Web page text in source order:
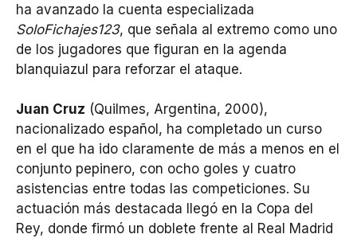
ha avanzado la cuenta especializada
SoloFichajes123, que señala al extremo como uno
de los jugadores que figuran en la agenda
blanquiazul para reforzar el ataque.
Juan Cruz (Quilmes, Argentina, 2000),
nacionalizado español, ha completado un curso
en el que ha ido claramente de más a menos en el
conjunto pepinero, con ocho goles y cuatro
asistencias entre todas las competiciones. Su
actuación más destacada llegó en la Copa del
Rey, donde firmó un doblete frente al Real Madrid